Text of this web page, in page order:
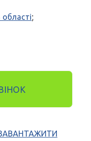
;
ЗАВАНТАЖИТИ